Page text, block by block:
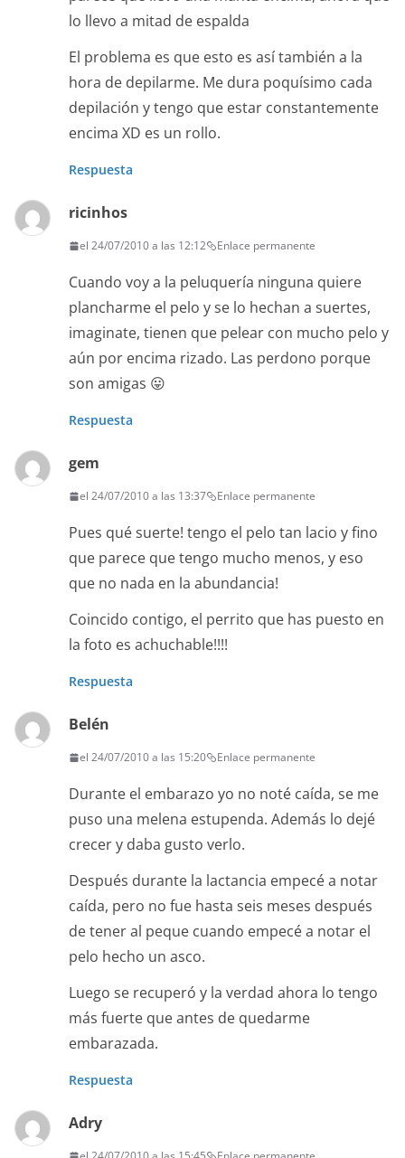
lo llevo a mitad de espalda
El problema es que esto es así también a la
hora de depilarme. Me dura poquísimo cada
depilación y tengo que estar constantemente
encima XD es un rollo.
Respuesta
ricinhos
el 24/07/2010 a las 12:12 Enlace permanente
Cuando voy a la peluquería ninguna quiere
plancharme el pelo y se lo hechan a suertes,
imaginate, tienen que pelear con mucho pelo y
aún por encima rizado. Las perdono porque
son amigas 😛
Respuesta
gem
el 24/07/2010 a las 13:37 Enlace permanente
Pues qué suerte! tengo el pelo tan lacio y fino
que parece que tengo mucho menos, y eso
que no nada en la abundancia!
Coincido contigo, el perrito que has puesto en
la foto es achuchable!!!!
Respuesta
Belén
el 24/07/2010 a las 15:20 Enlace permanente
Durante el embarazo yo no noté caída, se me
puso una melena estupenda. Además lo dejé
crecer y daba gusto verlo.
Después durante la lactancia empecé a notar
caída, pero no fue hasta seis meses después
de tener al peque cuando empecé a notar el
pelo hecho un asco.
Luego se recuperó y la verdad ahora lo tengo
más fuerte que antes de quedarme
embarazada.
Respuesta
Adry